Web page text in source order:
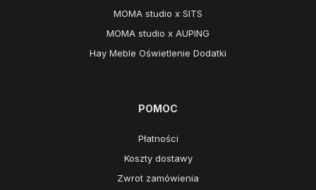
MOMA studio x SITS
MOMA studio x AUPING
Hay Meble Oświetlenie Dodatki
POMOC
Płatności
Koszty dostawy
Zwrot zamówienia